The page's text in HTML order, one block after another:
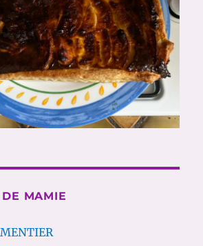
MAMIE